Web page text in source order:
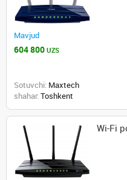
Mavjud
604 800 UZS
Sotuvchi: Maxtech
shahar: Toshkent
Wi-Fi